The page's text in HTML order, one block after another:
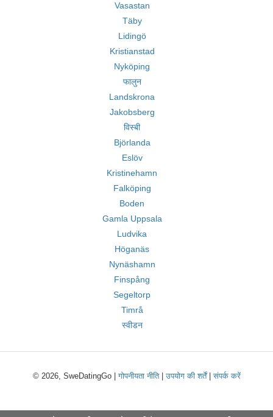
Vasastan
Täby
Lidingö
Kristianstad
Nyköping
फालुन
Landskrona
Jakobsberg
विस्बी
Björlanda
Eslöv
Kristinehamn
Falköping
Boden
Gamla Uppsala
Ludvika
Höganäs
Nynäshamn
Finspång
Segeltorp
Timrå
स्वीडन
© 2026, SweDatingGo |गोपनीयता नीति|उपयोग की शर्तें|संपर्क करें